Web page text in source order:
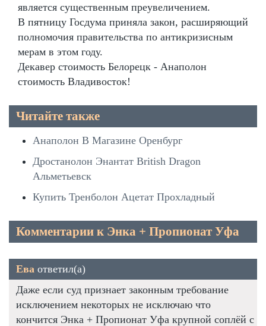
является существенным преувеличением.
В пятницу Госдума приняла закон, расширяющий
полномочия правительства по антикризисным
мерам в этом году.
Декавер стоимость Белорецк - Анаполон
стоимость Владивосток!
Читайте также
Анаполон В Магазине Оренбург
Дростанолон Энантат British Dragon
Альметьевск
Купить Тренболон Ацетат Прохладный
Комментарии к Энка + Пропионат Уфа
Ева ответил(а)
Даже если суд признает законным требование
исключением некоторых не исключаю что
кончится Энка + Пропионат Уфа крупной соплёй с